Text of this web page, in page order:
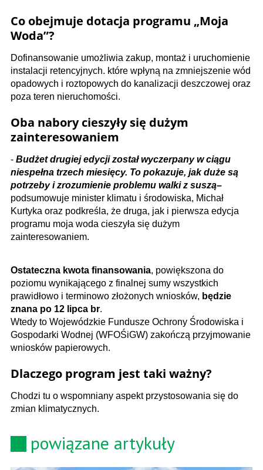
Co obejmuje dotacja programu „Moja
Woda”?
Dofinansowanie umożliwia zakup, montaż i uruchomienie
instalacji retencyjnych. które wpłyną na zmniejszenie wód
opadowych i roztopowych do kanalizacji deszczowej oraz
poza teren nieruchomości.
Oba nabory cieszyły się dużym
zainteresowaniem
- Budżet drugiej edycji został wyczerpany w ciągu
niespełna trzech miesięcy. To pokazuje, jak duże są
potrzeby i zrozumienie problemu walki z suszą–
podsumowuje minister klimatu i środowiska, Michał
Kurtyka oraz podkreśla, że druga, jak i pierwsza edycja
programu moja woda cieszyła się dużym
zainteresowaniem.
Ostateczna kwota finansowania, powiększona do
poziomu wynikającego z finalnej sumy wszystkich
prawidłowo i terminowo złożonych wniosków, będzie
znana po 12 lipca br.
Wtedy to Wojewódzkie Fundusze Ochrony Środowiska i
Gospodarki Wodnej (WFOŚiGW) zakończą przyjmowanie
wniosków papierowych.
Dlaczego program jest taki ważny?
Chodzi tu o wspomniany aspekt przystosowania się do
zmian klimatycznych.
powiązane artykuły